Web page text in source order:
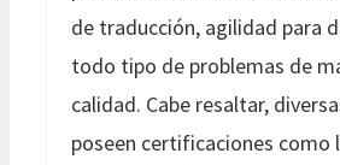
de traducción, agilidad para
todo tipo de problemas de
calidad. Cabe resaltar,
poseen certificaciones como